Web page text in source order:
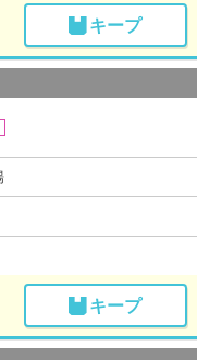
キープ
キープ